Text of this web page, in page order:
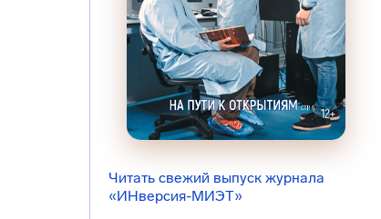
Читать свежий выпуск журнала
«ИНверсия-МИЭТ»